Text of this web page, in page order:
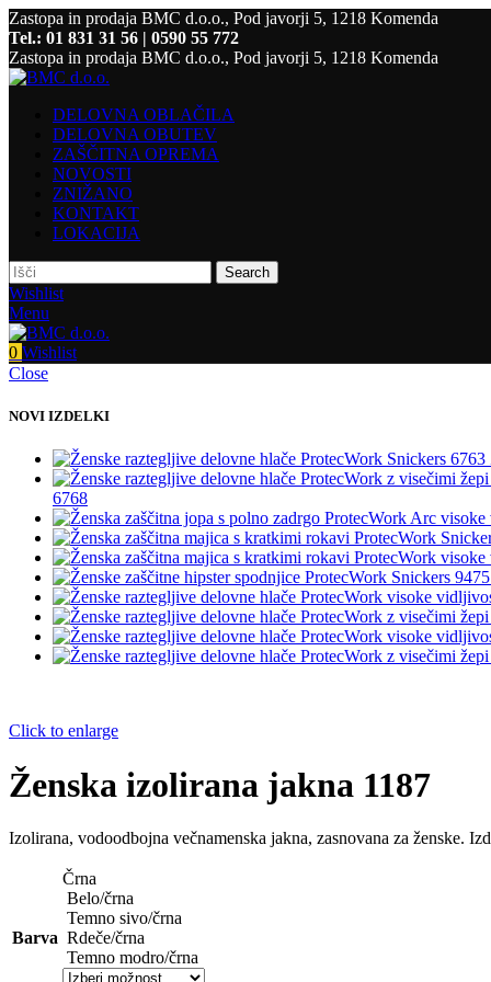
Zastopa in prodaja BMC d.o.o., Pod javorji 5, 1218 Komenda
Tel.: 01 831 31 56 | 0590 55 772
Zastopa in prodaja BMC d.o.o., Pod javorji 5, 1218 Komenda
DELOVNA OBLAČILA
DELOVNA OBUTEV
ZAŠČITNA OPREMA
NOVOSTI
ZNIŽANO
KONTAKT
LOKACIJA
Search
Wishlist
Menu
0 Wishlist
Close
NOVI IZDELKI
6768
Click to enlarge
Ženska izolirana jakna 1187
Izolirana, vodoodbojna večnamenska jakna, zasnovana za ženske.
Barva
Črna
Belo/črna
Temno sivo/črna
Rdeče/črna
Temno modro/črna